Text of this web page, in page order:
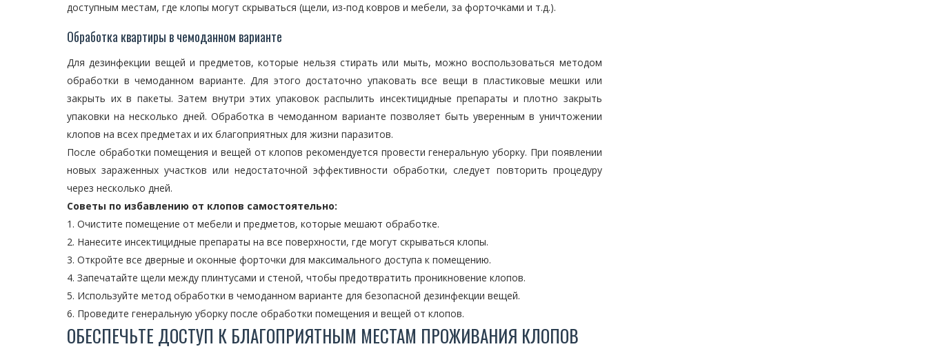
доступным местам, где клопы могут скрываться (щели, из-под ковров и мебели, за форточками и т.д.).
Обработка квартиры в чемоданном варианте
Для дезинфекции вещей и предметов, которые нельзя стирать или мыть, можно воспользоваться методом
обработки в чемоданном варианте. Для этого достаточно упаковать все вещи в пластиковые мешки или
закрыть их в пакеты. Затем внутри этих упаковок распылить инсектицидные препараты и плотно закрыть
упаковки на несколько дней. Обработка в чемоданном варианте позволяет быть уверенным в уничтожении
клопов на всех предметах и их благоприятных для жизни паразитов.
После обработки помещения и вещей от клопов рекомендуется провести генеральную уборку. При появлении
новых зараженных участков или недостаточной эффективности обработки, следует повторить процедуру
через несколько дней.
Советы по избавлению от клопов самостоятельно:
1. Очистите помещение от мебели и предметов, которые мешают обработке.
2. Нанесите инсектицидные препараты на все поверхности, где могут скрываться клопы.
3. Откройте все дверные и оконные форточки для максимального доступа к помещению.
4. Запечатайте щели между плинтусами и стеной, чтобы предотвратить проникновение клопов.
5. Используйте метод обработки в чемоданном варианте для безопасной дезинфекции вещей.
6. Проведите генеральную уборку после обработки помещения и вещей от клопов.
ОБЕСПЕЧЬТЕ ДОСТУП К БЛАГОПРИЯТНЫМ МЕСТАМ ПРОЖИВАНИЯ КЛОПОВ